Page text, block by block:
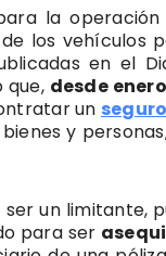
la
los vehículos
en el
que, desde
un
y
un limitante,
para ser